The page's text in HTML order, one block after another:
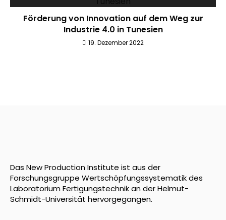
Förderung von Innovation auf dem Weg zur
Industrie 4.0 in Tunesien
19. Dezember 2022
Das New Production Institute ist aus der
Forschungsgruppe Wertschöpfungssystematik des
Laboratorium Fertigungstechnik an der Helmut-
Schmidt-Universität hervorgegangen.